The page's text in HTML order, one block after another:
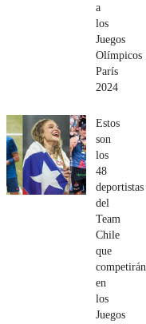
a
los
Juegos
Olímpicos
París
2024
Estos
son
los
48
deportistas
del
Team
Chile
que
competirán
en
los
Juegos